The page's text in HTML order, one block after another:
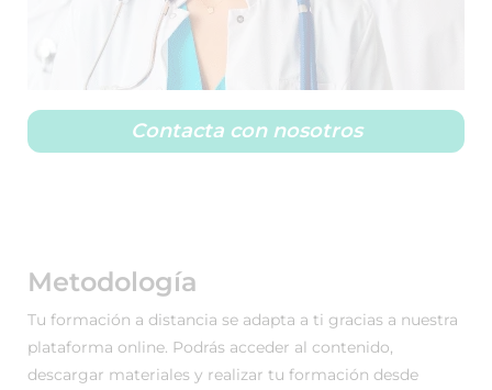
Contacta con nosotros
Metodología
Tu formación a distancia se adapta a ti gracias a nuestra
plataforma online. Podrás acceder al contenido,
descargar materiales y realizar tu formación desde